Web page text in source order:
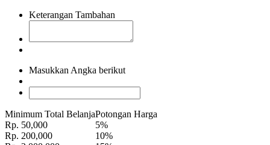
Keterangan Tambahan
Masukkan Angka berikut
Minimum Total BelanjaPotongan Harga
Rp. 50,000
5%
Rp. 200,000
10%